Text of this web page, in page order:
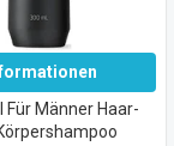
Für Männer Haar-